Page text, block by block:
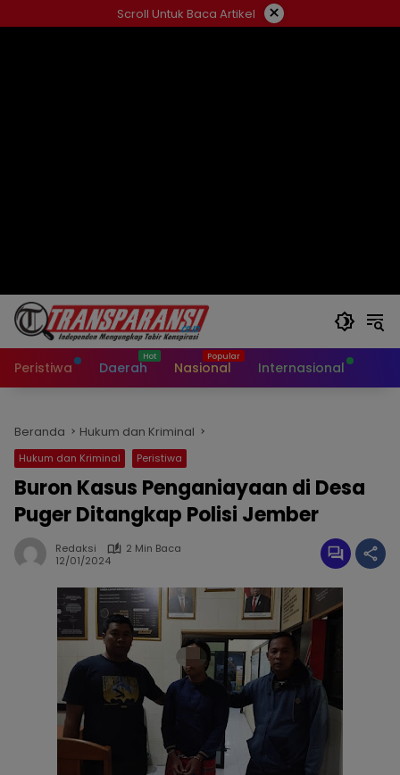
ke
Scroll Untuk Baca Artikel ×
Peristiwa Daerah Nasional Internasional
Beranda Hukum dan Kriminal
Hukum dan Kriminal Peristiwa
Buron Kasus Penganiayaan di Desa
Puger Ditangkap Polisi Jember
Redaksi
2 Min Baca
12/01/2024